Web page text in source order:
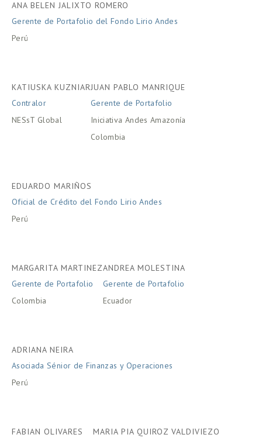
ANA BELEN JALIXTO ROMERO
Gerente de Portafolio del Fondo Lirio Andes
Perú
KATIUSKA KUZNIAR
Contralor
NESsT Global
JUAN PABLO MANRIQUE
Gerente de Portafolio
Iniciativa Andes Amazonía
Colombia
EDUARDO MARIÑOS
Oficial de Crédito del Fondo Lirio Andes
Perú
MARGARITA MARTINEZ
Gerente de Portafolio
Colombia
ANDREA MOLESTINA
Gerente de Portafolio
Ecuador
ADRIANA NEIRA
Asociada Sénior de Finanzas y Operaciones
Perú
FABIAN OLIVARES
MARIA PIA QUIROZ VALDIVIEZO